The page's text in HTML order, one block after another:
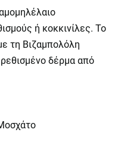
ή κοκκινίλες. Το
τη Βιζαμπολόλη
δέρμα από